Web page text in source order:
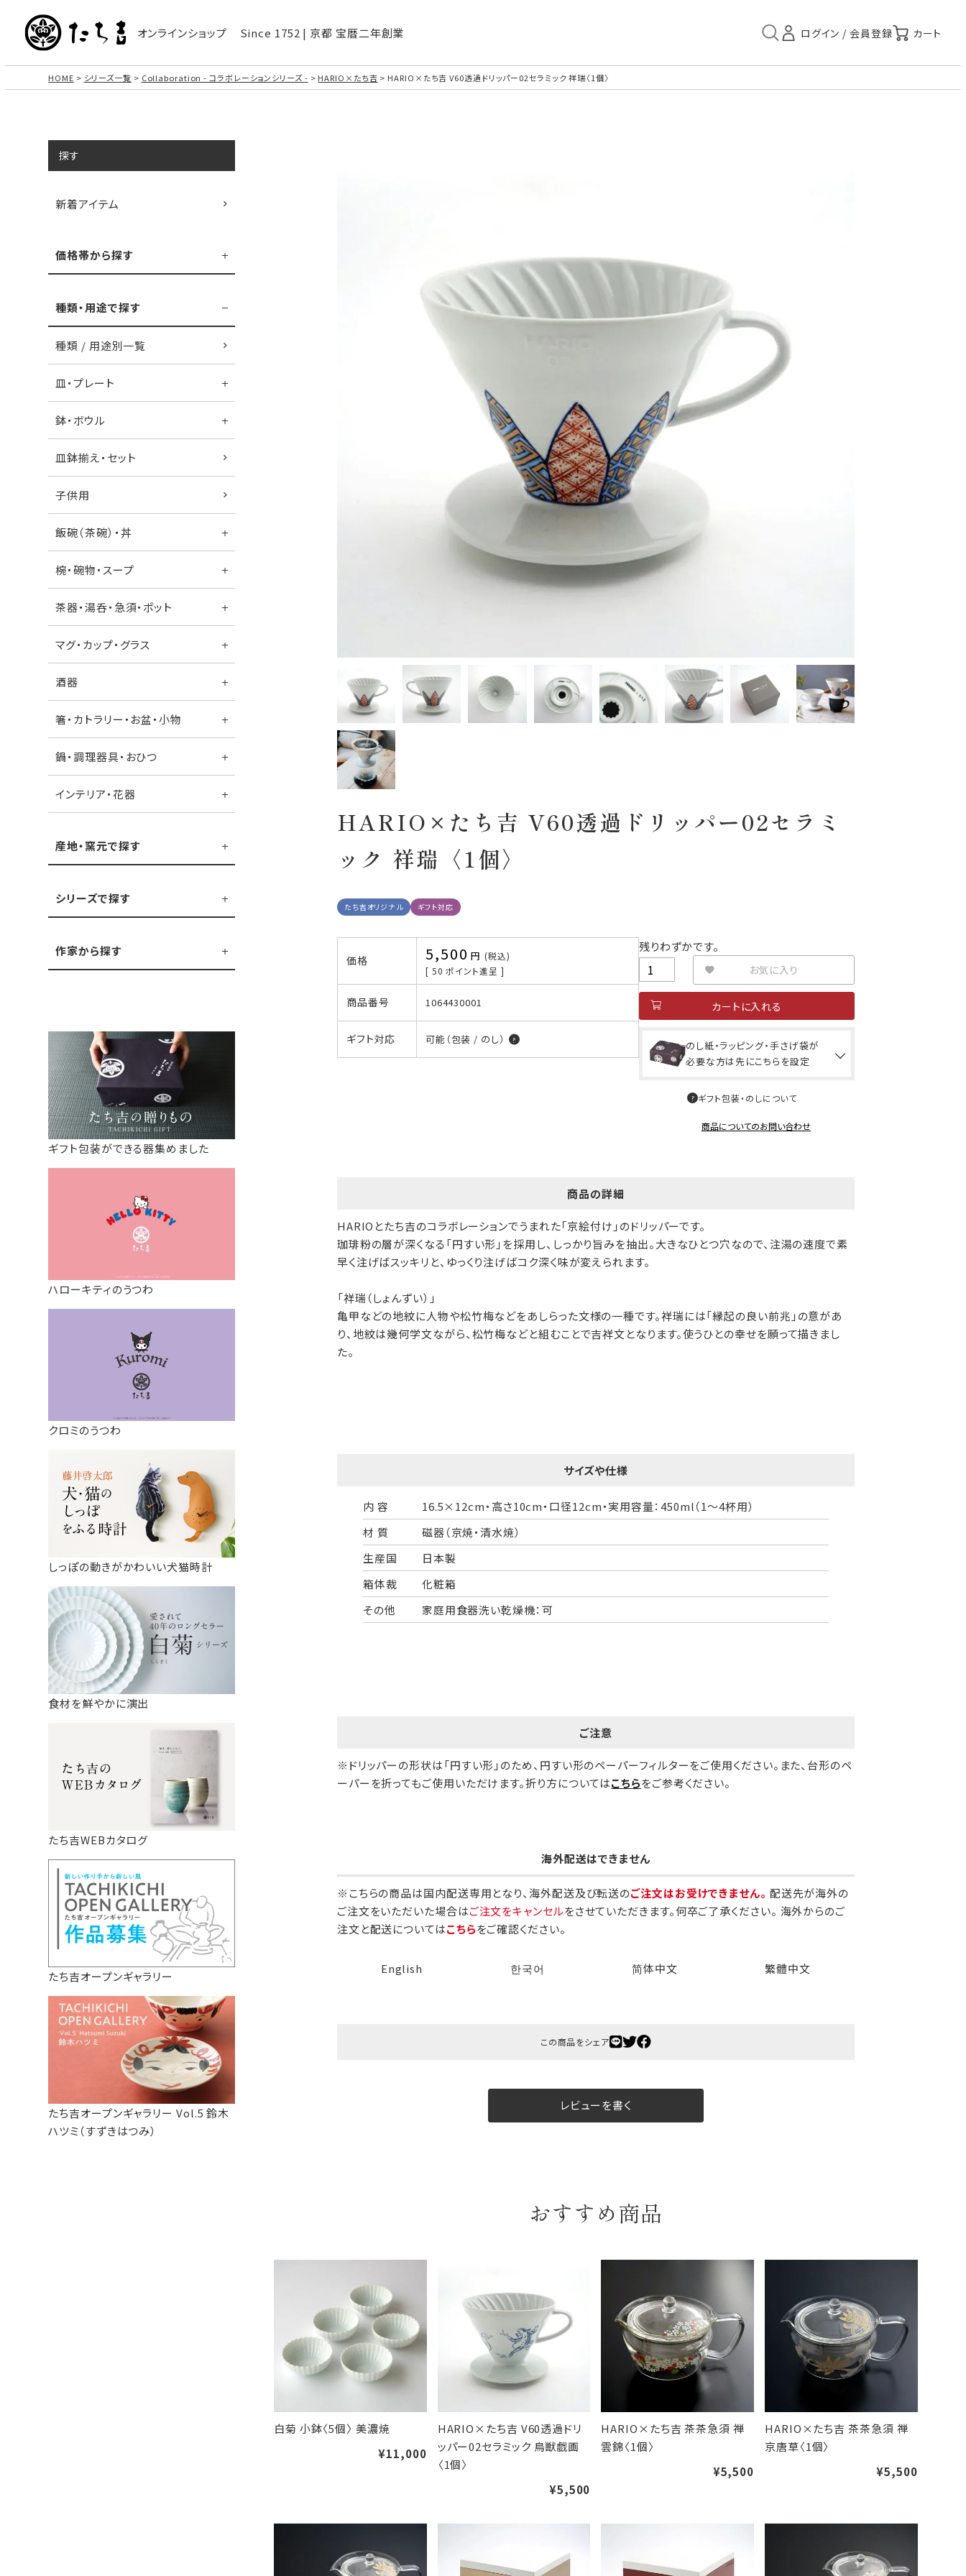
オンラインショップ Since 1752 | 京都 宝暦二年創業
HOME シリーズ一覧 Collaboration - コラボレーションシリーズ - HARIO×たち吉 HARIO×たち吉 V60透過ドリッパー02セラミック 祥瑞〈1個〉
探す
新着アイテム
価格帯から探す
種類・用途で探す
種類 / 用途別一覧
皿・プレート
鉢・ボウル
皿鉢揃え・セット
子供用
飯碗（茶碗）・丼
椀・碗物・スープ
茶器・湯呑・急須・ポット
マグ・カップ・グラス
酒器
箸・カトラリー・お盆・小物
鍋・調理器具・おひつ
インテリア・花器
産地・窯元で探す
シリーズで探す
作家から探す
ギフト包装ができる器集めました
ハローキティのうつわ
クロミのうつわ
しっぽの動きがかわいい犬猫時計
食材を鮮やかに演出
たち吉WEBカタログ
たち吉オープンギャラリー
たち吉オープンギャラリー Vol.5 鈴木
ハツミ（すずきはつみ）
HARIO×たち吉 V60透過ドリッパー02セラミ
ック 祥瑞〈1個〉
たち吉オリジナル ギフト対応
価格 5,500
税込
[ 50 ポイント進呈 ]
商品番号 1064430001
ギフト対応 可能（包装 / のし）
ギフト包装について
け・ギフト包装・手提げ袋を無料サービスしております。
一般的なギフト包装
のし・包装体裁により、紐（ひも）掛けしない場合があります。
手提袋はお付けできません。
ギフト袋について
包装紙でお包みできない一部の商品
ご注文時に、ご希望枚数をご記入ください。
32.5cm
横
22cm
幅
9cm
サイズ
のしについてはこちらをご覧ください
残りわずかです。
お気に入り
カートに入れる
のし紙・ラッピング・手さげ袋が
必要な方は先にこちらを設定
ギフト包装・のしについて
商品についてのお問い合わせ
商品の詳細
HARIOとたち吉のコラボレーションでうまれた｢京絵付け｣のドリッパーです。
珈琲粉の層が深くなる「円すい形」を採用し、しっかり旨みを抽出。大きなひとつ穴なので、注湯の速度で素
早く注げばスッキリと、ゆっくり注げばコク深く味が変えられます。
「祥瑞（しょんずい）」
亀甲などの地紋に人物や松竹梅などをあしらった文様の一種です。祥瑞には「縁起の良い前兆」の意があ
り、地紋は幾何学文ながら、松竹梅などと組むことで吉祥文となります。使うひとの幸せを願って描きまし
た。
サイズや仕様
内 容
16.5×12cm・高さ10cm・口径12cm・実用容量：450ml（1～4杯用）
材 質
磁器（京焼・清水焼）
生産国
日本製
箱体裁
化粧箱
その他
家庭用食器洗い乾燥機：可
ご注意
※ドリッパーの形状は「円すい形」のため、円すい形のペーパーフィルターをご使用ください。また、台形のペ
ーパーを折ってもご使用いただけます。折り方についてはこちらをご参考ください。
海外配送はできません
※こちらの商品は国内配送専用となり、海外配送及び転送のご注文はお受けできません。 配送先が海外の
ご注文をいただいた場合はご注文をキャンセルをさせていただきます。何卒ご了承ください。 海外からのご
注文と配送についてはこちらをご確認ください。
English 한국어 简体中文 繁體中文
この商品をシェア
レビューを書く
おすすめ商品
白菊 小鉢〈5個〉 美濃焼
¥11,000
HARIO×たち吉 V60透過ドリ
ッパー02セラミック 鳥獣戯画
〈1個〉
¥5,500
HARIO×たち吉 茶茶急須 禅
雲錦〈1個〉
¥5,500
HARIO×たち吉 茶茶急須 禅
京唐草〈1個〉
¥5,500